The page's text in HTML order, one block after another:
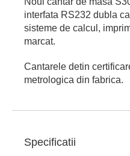
interfata RS232 dubla
sisteme de calcul,
marcat.
Cantarele detin
metrologica din fabrica.
Specificatii